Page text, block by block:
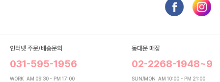
인터넷 주문/배송문의
031-595-1956
WORK AM 09:30 ~ PM 17:00
동대문 매장
02-2268-1948~9
SUN/MON AM 10:00 ~ PM 21:00